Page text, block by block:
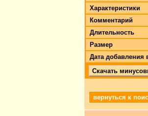
Характеристики
Комментарий
Длительность
Размер
Дата добавления
Скачать
вернуться к